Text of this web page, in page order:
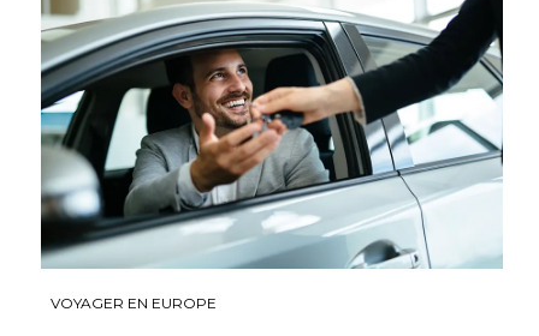
VOYAGER EN EUROPE